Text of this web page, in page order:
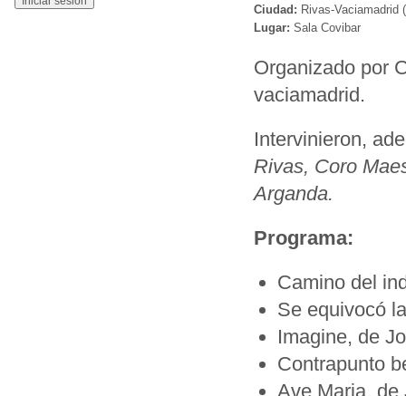
Ciudad: Rivas-Vaciamadrid
Lugar: Sala Covibar
Organizado por
vaciamadrid.
Intervinieron,
Rivas, Coro
Arganda.
Programa:
Camino del
Se equivocó
Imagine, de
Contrapunto
Ave Maria, de